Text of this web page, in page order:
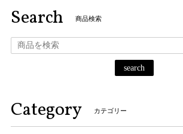
Search 商品検索
search
Category カテゴリー